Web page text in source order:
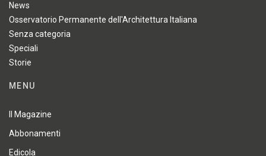
News
Osservatorio Permanente dell'Architettura Italiana
Senza categoria
Speciali
Storie
MENU
Il Magazine
Abbonamenti
Edicola